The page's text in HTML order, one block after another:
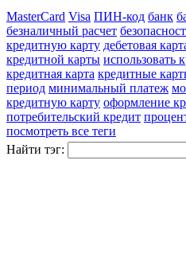
MasterCard Visa ПИН-код банк
безналичный расчет
кредитную карту дебетовая
кредитной карты использовать
кредитная карта кредитные
период минимальный платеж
кредитную карту оформление
потребительский кредит
посмотреть все теги
Найти тэг: